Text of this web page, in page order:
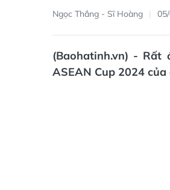
Ngọc Thắng - Sĩ Hoàng
(Baohatinh.vn) -
ASEAN Cup 2024